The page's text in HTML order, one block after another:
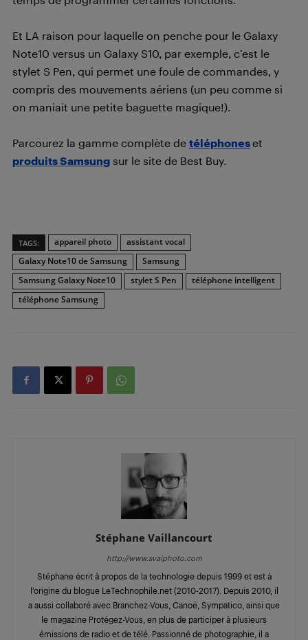
Et LA raison pour laquelle on penche pour le Galaxy
Note10 versus un Galaxy S10, par exemple, c’est le
stylet S Pen, qui permet une foule de commandes, y
compris des mouvements aériens (un peu comme si
on maniait une petite baguette magique!).
Parcourez la gamme complète de téléphoneset
produits Samsung sur le site de Best Buy.
TAGS: appareil photo
assistant vocal
Galaxy Note10 de Samsung
Samsung
Samsung Galaxy Note10
stylet S Pen
téléphone intelligent
téléphone Samsung
Stéphane Vaillancourt
http://www.svaiphoto.com
Stéphane écrit à propos de la technologie depuis 1999 et est à
l'origine du blogue LeTechnophile.net (2010-2017). Depuis 2010, il
a aussi collaboré avec Branchez-Vous, Canoë, Sympatico, ainsi que
le magazine Protégez-Vous, en plus de participer à plusieurs
émissions de radio et de télé. Passionné de photographie, il a